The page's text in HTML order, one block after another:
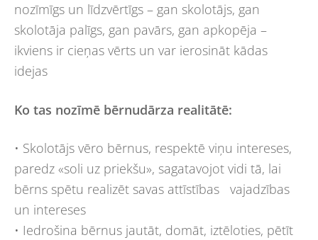
nozīmīgs un līdzvērtīgs – gan skolotājs, gan
skolotāja palīgs, gan pavārs, gan apkopēja –
ikviens ir cieņas vērts un var ierosināt kādas
idejas
Ko tas nozīmē bērnudārza realitātē:
• Skolotājs vēro bērnus, respektē viņu intereses,
paredz «soli uz priekšu», sagatavojot vidi tā, lai
bērns spētu realizēt savas attīstības vajadzības
un intereses
• Iedrošina bērnus jautāt, domāt, iztēloties, pētīt